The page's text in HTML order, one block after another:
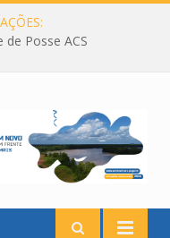
de Posse ACS